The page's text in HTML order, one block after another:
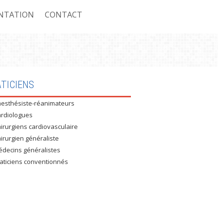
CNAS
CASNOS
ASSURÉS
CONVENTIONNÉ : MUTEG
CONTACT
réanimateurs
cardiovasculaire
généraliste
généralistes
conventionnés